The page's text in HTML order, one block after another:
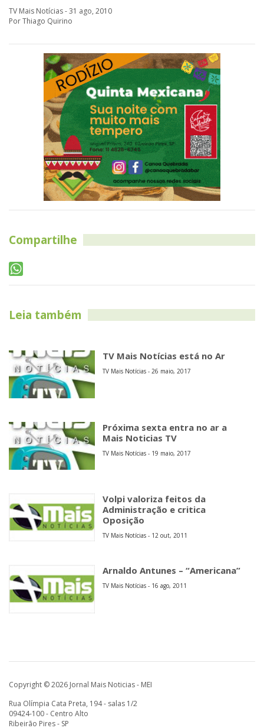
TV Mais Notícias - 31 ago, 2010
Por Thiago Quirino
Compartilhe
Leia também
TV Mais Notícias está no Ar
TV Mais Notícias - 26 maio, 2017
Próxima sexta entra no ar a
Mais Noticias TV
TV Mais Notícias - 19 maio, 2017
Volpi valoriza feitos da
Administração e critica
Oposição
TV Mais Notícias - 12 out, 2011
Arnaldo Antunes – “Americana”
TV Mais Notícias - 16 ago, 2011
Copyright © 2026 Jornal Mais Noticias - MEI
Rua Olímpia Cata Preta, 194 - salas 1/2
09424-100 - Centro Alto
Ribeirão Pires - SP